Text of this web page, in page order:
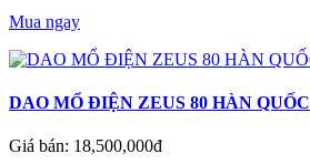
Mua ngay
DAO MỔ ĐIỆN ZEUS 80 HÀN QUỐC
Giá bán: 18,500,000đ